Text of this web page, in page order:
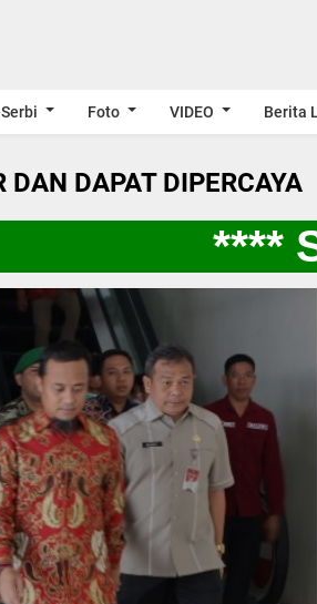
Foto VIDEO Berita
DAPAT DIPERCAYA
****